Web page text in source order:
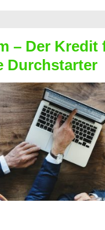
– Der Kredit
Durchstarter